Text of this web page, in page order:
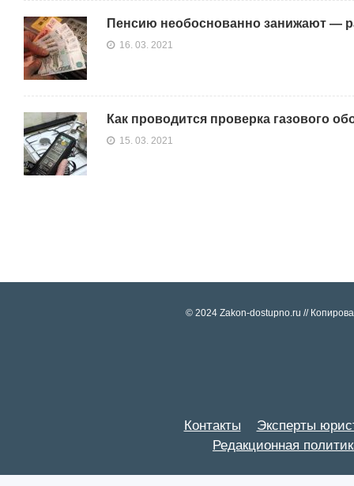
Пенсию необоснованно занижают —
16. 03. 2021
Как проводится проверка газового
15. 03. 2021
© 2024 Zakon-dostupno.ru //
Контакты
Эксперты
Редакционная